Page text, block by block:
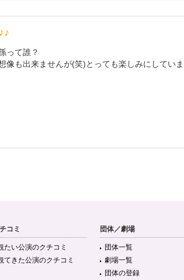
って誰？
像も出来ませんが(笑)とっても楽しみにしていま
コミ
たい公演のクチコミ
てきた公演のクチコミ
団体／劇場
団体一覧
劇場一覧
団体の登録